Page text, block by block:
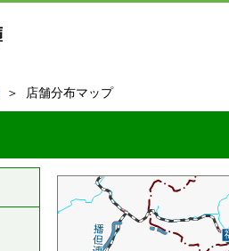
＞ 店舗分布マップ